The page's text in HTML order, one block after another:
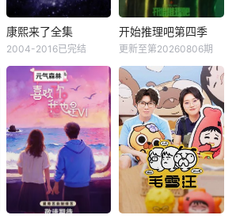
康熙来了全集
2004-2016已完结
开始推理吧第四季
更新至第20260806期